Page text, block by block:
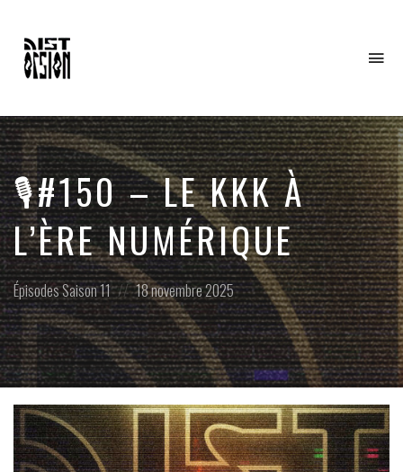
🎙️#150 – LE KKK À
L’ÈRE NUMÉRIQUE
Posted
in:
ÉpisodesSaison 11
Posted
on
18 novembre 2025